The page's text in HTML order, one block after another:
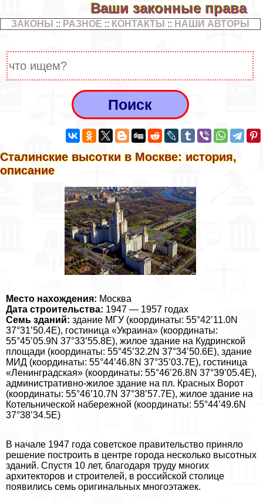
Ваши законные права
ЗАКОНЫ :: РАЗНОЕ :: КОНТАКТЫ :: НАШИ АВТОРЫ
Сталинские высотки в Москве: история,
описание
Место нахождения: Москва
Дата строительства: 1947 — 1957 годах
Семь зданий: здание МГУ (координаты: 55°42’11.0N
37°31’50.4E), гостиница «Украина» (координаты:
55°45’05.9N 37°33’55.8E), жилое здание на Кудринской
площади (координаты: 55°45’32.2N 37°34’50.6E), здание
МИД (координаты: 55°44’46.8N 37°35’03.7E), гостиница
«Ленинградская» (координаты: 55°46’26.8N 37°39’05.4E),
административно-жилое здание на пл. Красных Ворот
(координаты: 55°46’10.7N 37°38’57.7E), жилое здание на
Котельнической набережной (координаты: 55°44’49.6N
37°38’34.5E)
В начале 1947 года советское правительство приняло
решение построить в центре города несколько высотных
зданий. Спустя 10 лет, благодаря труду многих
архитекторов и строителей, в российской столице
появились семь оригинальных многоэтажек.